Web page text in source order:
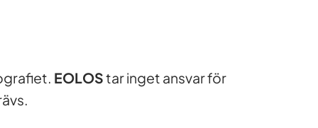
EOLOStar inget ansvar för